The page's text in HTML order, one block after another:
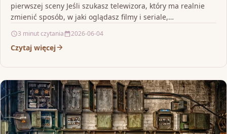
pierwszej sceny Jeśli szukasz telewizora, który ma realnie
zmienić sposób, w jaki oglądasz filmy i seriale,…
3 minut czytania 2026-06-04
Czytaj więcej